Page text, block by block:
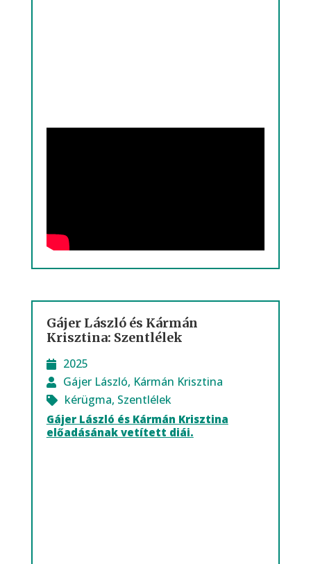
Gájer László és Kármán
Krisztina: Szentlélek
2025
Gájer László, Kármán Krisztina
kérügma, Szentlélek
Gájer László és Kármán Krisztina
előadásának vetített diái.